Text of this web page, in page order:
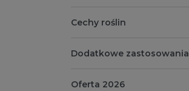
Cechy roślin
Dodatkowe zastosowania
Oferta 2026